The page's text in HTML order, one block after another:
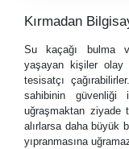
Kırmadan
Su kaçağı bulma
yaşayan kişiler olay
tesisatçı
sahibinin
uğraşmaktan ziyade
alırlarsa daha büyük
yıpranmasına